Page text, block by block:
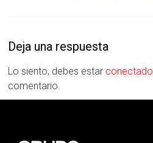
Deja una respuesta
Lo siento, debes estar conectado
comentario.